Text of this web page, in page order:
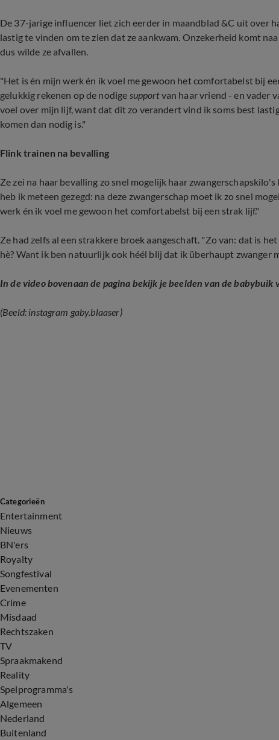
De 37-jarige influencer liet zich eerder in maandblad &C uit over
lastig te vinden om te zien dat ze aankwam. Onzekerheid komt
dus wilde ze afvallen.
"Het is én mijn werk én ik voel me gewoon het comfortabelst bij
gelukkig rekenen op de nodige supportvan haar vriend - en vader
voel over mijn lijf, want dat dit zo verandert vind ik soms best
komen dan nodig is."
Flink trainen na bevalling
Ze zei na haar bevalling zo snel mogelijk haar
heb ik meteen gezegd: na deze zwangerschap moet ik zo snel
werk én ik voel me gewoon het comfortabelst bij een strak lijf."
Ze had zelfs al een strakkere broek aangeschaft. "Zo van: dat is
hè? Want ik ben natuurlijk ook héél blij dat ik überhaupt zwanger
In de video bovenaan de pagina bekijk je beelden van de babybuik
(Beeld: instagram gaby.blaaser)
Categorieën
Entertainment
Nieuws
BN'ers
Royalty
Songfestival
Evenementen
Crime
Misdaad
Rechtszaken
TV
Spraakmakend
Reality
Spelprogramma's
Algemeen
Nederland
Buitenland